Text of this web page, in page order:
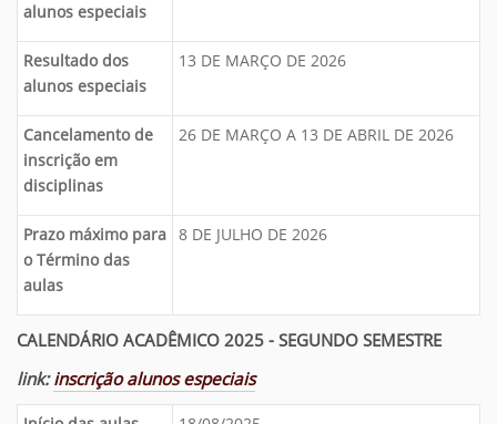
alunos especiais
Resultado dos
alunos especiais
13 DE MARÇO DE 2026
Cancelamento de
inscrição em
disciplinas
26 DE MARÇO A 13 DE ABRIL DE 2026
Prazo máximo para
o Término das
aulas
8 DE JULHO DE 2026
CALENDÁRIO ACADÊMICO 2025 - SEGUNDO SEMESTRE
link:inscrição alunos especiais